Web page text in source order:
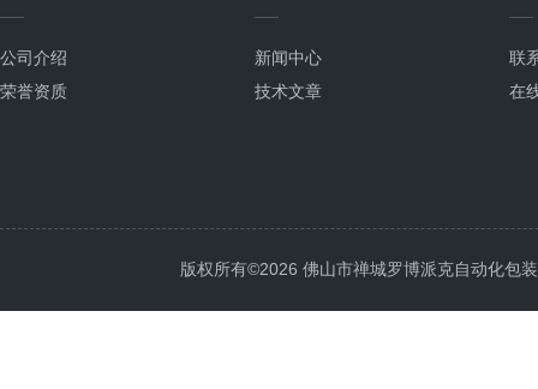
公司介绍
荣誉资质
新闻中心
技术文章
联
在
版权所有©2026 佛山市禅城罗博派克自动化